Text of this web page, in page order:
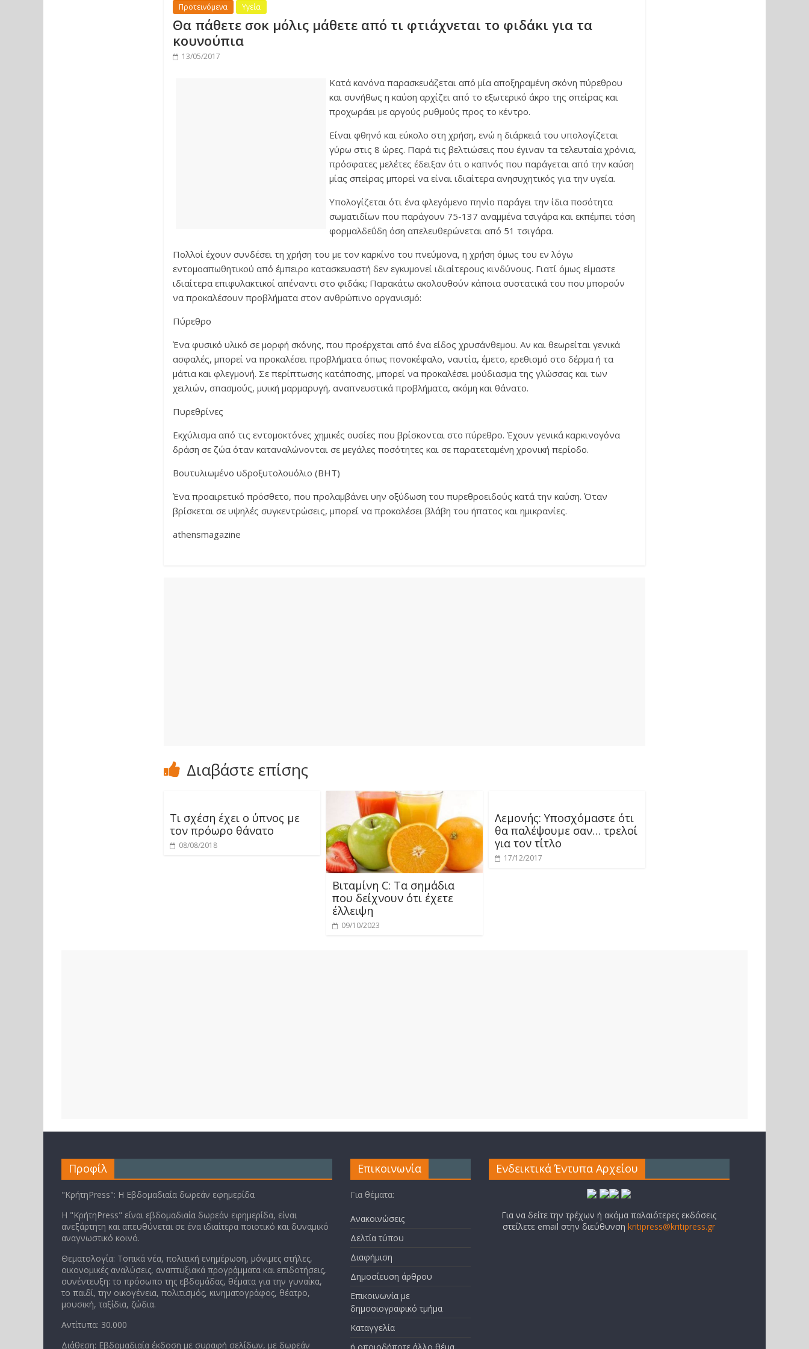
Προτεινόμενα Υγεία
Θα πάθετε σοκ μόλις μάθετε από τι φτιάχνεται το φιδάκι για τα
κουνούπια
13/05/2017
Κατά κανόνα παρασκευάζεται από μία αποξηραμένη σκόνη πύρεθρου
και συνήθως η καύση αρχίζει από το εξωτερικό άκρο της σπείρας και
προχωράει με αργούς ρυθμούς προς το κέντρο.
Είναι φθηνό και εύκολο στη χρήση, ενώ η διάρκειά του υπολογίζεται
γύρω στις 8 ώρες. Παρά τις βελτιώσεις που έγιναν τα τελευταία χρόνια,
πρόσφατες μελέτες έδειξαν ότι ο καπνός που παράγεται από την καύση
μίας σπείρας μπορεί να είναι ιδιαίτερα ανησυχητικός για την υγεία.
Υπολογίζεται ότι ένα φλεγόμενο πηνίο παράγει την ίδια ποσότητα
σωματιδίων που παράγουν 75-137 αναμμένα τσιγάρα και εκπέμπει τόση
φορμαλδεΰδη όση απελευθερώνεται από 51 τσιγάρα.
Πολλοί έχουν συνδέσει τη χρήση του με τον καρκίνο του πνεύμονα, η χρήση όμως του εν λόγω
εντομοαπωθητικού από έμπειρο κατασκευαστή δεν εγκυμονεί ιδιαίτερους κινδύνους. Γιατί όμως είμαστε
ιδιαίτερα επιφυλακτικοί απέναντι στο φιδάκι; Παρακάτω ακολουθούν κάποια συστατικά του που μπορούν
να προκαλέσουν προβλήματα στον ανθρώπινο οργανισμό:
Πύρεθρο
Ένα φυσικό υλικό σε μορφή σκόνης, που προέρχεται από ένα είδος χρυσάνθεμου. Αν και θεωρείται γενικά
ασφαλές, μπορεί να προκαλέσει προβλήματα όπως πονοκέφαλο, ναυτία, έμετο, ερεθισμό στο δέρμα ή τα
μάτια και φλεγμονή. Σε περίπτωσης κατάποσης, μπορεί να προκαλέσει μούδιασμα της γλώσσας και των
χειλιών, σπασμούς, μυική μαρμαρυγή, αναπνευστικά προβλήματα, ακόμη και θάνατο.
Πυρεθρίνες
Εκχύλισμα από τις εντομοκτόνες χημικές ουσίες που βρίσκονται στο πύρεθρο. Έχουν γενικά καρκινογόνα
δράση σε ζώα όταν καταναλώνονται σε μεγάλες ποσότητες και σε παρατεταμένη χρονική περίοδο.
Βουτυλιωμένο υδροξυτολουόλιο (ΒΗΤ)
Ένα προαιρετικό πρόσθετο, που προλαμβάνει υην οξύδωση του πυρεθροειδούς κατά την καύση. Όταν
βρίσκεται σε υψηλές συγκεντρώσεις, μπορεί να προκαλέσει βλάβη του ήπατος και ημικρανίες.
athensmagazine
Διαβάστε επίσης
Τι σχέση έχει ο ύπνος με
τον πρόωρο θάνατο
08/08/2018
Βιταμίνη C: Τα σημάδια
που δείχνουν ότι έχετε
έλλειψη
09/10/2023
Λεμονής: Υποσχόμαστε ότι
θα παλέψουμε σαν… τρελοί
για τον τίτλο
17/12/2017
Προφίλ
"ΚρήτηPress": Η Εβδομαδιαία δωρεάν εφημερίδα
Η "ΚρήτηPress" είναι εβδομαδιαία δωρεάν εφημερίδα, είναι
ανεξάρτητη και απευθύνεται σε ένα ιδιαίτερα ποιοτικό και δυναμικό
αναγνωστικό κοινό.
Θεματολογία: Τοπικά νέα, πολιτική ενημέρωση, μόνιμες στήλες,
οικονομικές αναλύσεις, αναπτυξιακά προγράμματα και επιδοτήσεις,
συνέντευξη: το πρόσωπο της εβδομάδας, θέματα για την γυναίκα,
το παιδί, την οικογένεια, πολιτισμός, κινηματογράφος, θέατρο,
μουσική, ταξίδια, ζώδια.
Αντίτυπα: 30.000
Διάθεση: Εβδομαδιαία έκδοση με συραφή σελίδων, με δωρεάν
Επικοινωνία
Για θέματα:
Ανακοινώσεις
Δελτία τύπου
Διαφήμιση
Δημοσίευση άρθρου
Επικοινωνία με
δημοσιογραφικό τμήμα
Καταγγελία
ή οποιοδήποτε άλλο θέμα
Ενδεικτικά Έντυπα Αρχείου
Για να δείτε την τρέχων ή ακόμα παλαιότερες εκδόσεις
στείλετε email στην διεύθυνσηkritipress@kritipress.gr